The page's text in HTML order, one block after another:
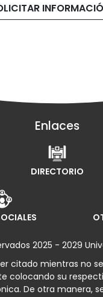
Enlaces
DIRECTORIO
2025 - 2029
citado mientras no
colocando su
De otra manera,